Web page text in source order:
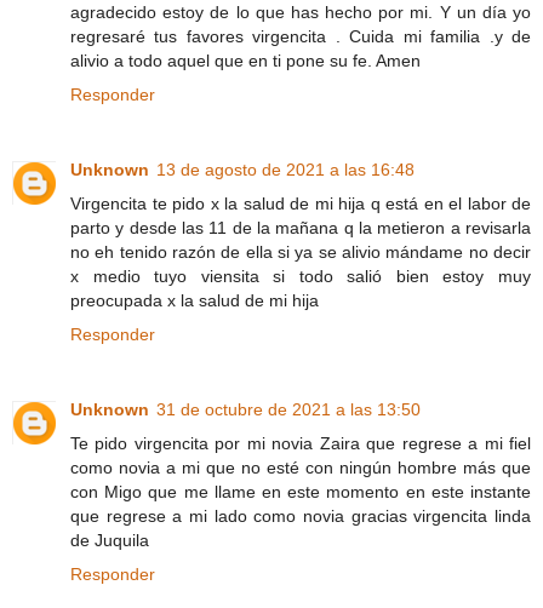
agradecido estoy de lo que has hecho por mi. Y un día yo
regresaré tus favores virgencita . Cuida mi familia .y de
alivio a todo aquel que en ti pone su fe. Amen
Responder
Unknown 13 de agosto de 2021 a las 16:48
Virgencita te pido x la salud de mi hija q está en el labor de
parto y desde las 11 de la mañana q la metieron a revisarla
no eh tenido razón de ella si ya se alivio mándame no decir
x medio tuyo viensita si todo salió bien estoy muy
preocupada x la salud de mi hija
Responder
Unknown 31 de octubre de 2021 a las 13:50
Te pido virgencita por mi novia Zaira que regrese a mi fiel
como novia a mi que no esté con ningún hombre más que
con Migo que me llame en este momento en este instante
que regrese a mi lado como novia gracias virgencita linda
de Juquila
Responder